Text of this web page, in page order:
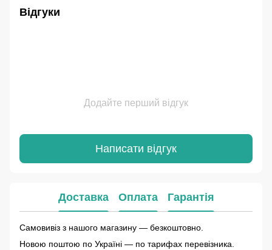
Відгуки
Додайте перший відгук
Написати відгук
Доставка Оплата Гарантія
Самовивіз з нашого магазину — безкоштовно.
Новою поштою по Україні — по тарифах перевізника.